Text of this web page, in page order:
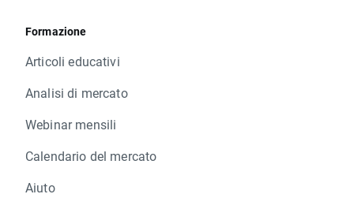
Formazione
Articoli educativi
Analisi di mercato
Webinar mensili
Calendario del mercato
Aiuto